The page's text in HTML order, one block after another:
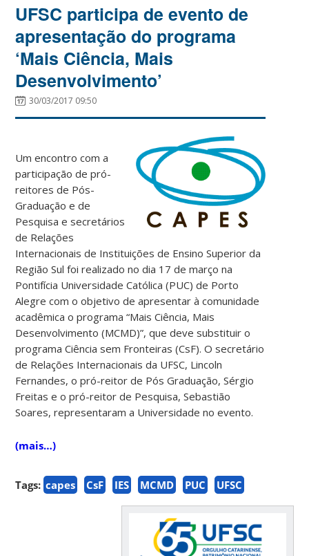
UFSC participa de evento de
apresentação do programa
‘Mais Ciência, Mais
Desenvolvimento’
30/03/2017 09:50
Um encontro com a
participação de pró-
reitores de Pós-
Graduação e de
Pesquisa e secretários
de Relações
Internacionais de Instituições de Ensino Superior da
Região Sul foi realizado no dia 17 de março na
Pontifícia Universidade Católica (PUC) de Porto
Alegre com o objetivo de apresentar à comunidade
acadêmica o programa “Mais Ciência, Mais
Desenvolvimento (MCMD)”, que deve substituir o
programa Ciência sem Fronteiras (CsF). O secretário
de Relações Internacionais da UFSC, Lincoln
Fernandes, o pró-reitor de Pós Graduação, Sérgio
Freitas e o pró-reitor de Pesquisa, Sebastião
Soares, representaram a Universidade no evento.
(mais…)
Tags: capes CsF IES MCMD PUC UFSC